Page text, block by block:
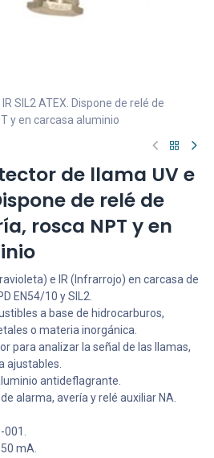
SIL2 ATEX. Dispone de relé de
y en carcasa aluminio
de llama UV e
de relé de
rosca NPT y en
e IR (Infrarrojo) en carcasa de
EN54/10 y SIL2.
a base de hidrocarburos,
o materia inorgánica.
para analizar la señal de las llamas,
ajustables.
antideflagrante.
alarma, avería y relé auxiliar NA.
mA.